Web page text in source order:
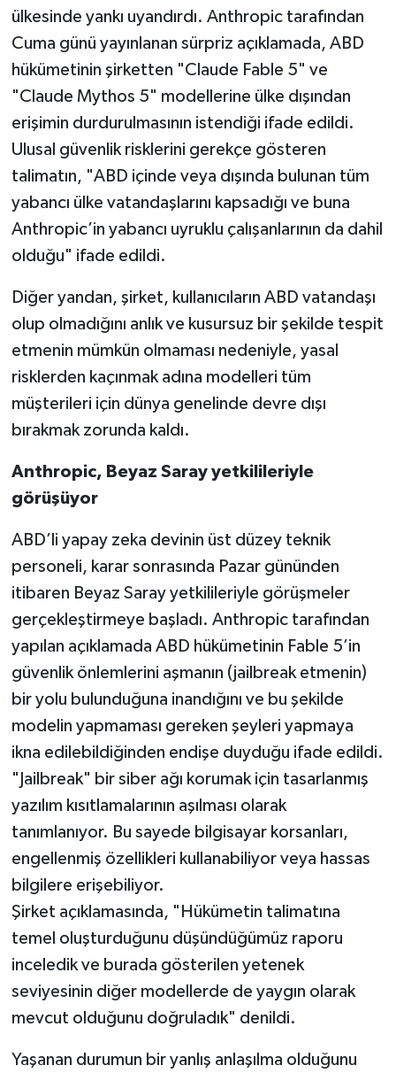
ülkesinde yankı uyandırdı. Anthropic tarafından
Cuma günü yayınlanan sürpriz açıklamada, ABD
hükümetinin şirketten "Claude Fable 5" ve
"Claude Mythos 5" modellerine ülke dışından
erişimin durdurulmasının istendiği ifade edildi.
Ulusal güvenlik risklerini gerekçe gösteren
talimatın, "ABD içinde veya dışında bulunan tüm
yabancı ülke vatandaşlarını kapsadığı ve buna
Anthropic’in yabancı uyruklu çalışanlarının da dahil
olduğu" ifade edildi.
Diğer yandan, şirket, kullanıcıların ABD vatandaşı
olup olmadığını anlık ve kusursuz bir şekilde tespit
etmenin mümkün olmaması nedeniyle, yasal
risklerden kaçınmak adına modelleri tüm
müşterileri için dünya genelinde devre dışı
bırakmak zorunda kaldı.
Anthropic, Beyaz Saray yetkilileriyle
görüşüyor
ABD’li yapay zeka devinin üst düzey teknik
personeli, karar sonrasında Pazar gününden
itibaren Beyaz Saray yetkilileriyle görüşmeler
gerçekleştirmeye başladı. Anthropic tarafından
yapılan açıklamada ABD hükümetinin Fable 5’in
güvenlik önlemlerini aşmanın (jailbreak etmenin)
bir yolu bulunduğuna inandığını ve bu şekilde
modelin yapmaması gereken şeyleri yapmaya
ikna edilebildiğinden endişe duyduğu ifade edildi.
"Jailbreak" bir siber ağı korumak için tasarlanmış
yazılım kısıtlamalarının aşılması olarak
tanımlanıyor. Bu sayede bilgisayar korsanları,
engellenmiş özellikleri kullanabiliyor veya hassas
bilgilere erişebiliyor.
Şirket açıklamasında, "Hükümetin talimatına
temel oluşturduğunu düşündüğümüz raporu
inceledik ve burada gösterilen yetenek
seviyesinin diğer modellerde de yaygın olarak
mevcut olduğunu doğruladık" denildi.
Yaşanan durumun bir yanlış anlaşılma olduğunu